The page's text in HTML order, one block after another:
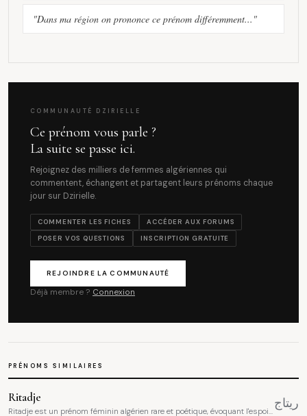
"Dans ma région on prononce ce prénom différemment..."
COMMUNAUTÉ DZIRIELLE
Ce prénom vous parle ?
La suite se passe ici.
Rejoignez des milliers de femmes algériennes qui
commentent, échangent et partagent leurs prénoms chaque
jour sur Dzirielle.
COMMENTER LES FICHES
ACCÉDER AUX FORUMS
POSER VOS QUESTIONS
INSCRIPTION GRATUITE
REJOINDRE LA COMMUNAUTÉ
Déjà membre ? Connexion
PRÉNOMS SIMILAIRES
Ritadje
Ritadje est un prénom féminin algérien rare et poétique, évoquant l'espoir,
ريتاج